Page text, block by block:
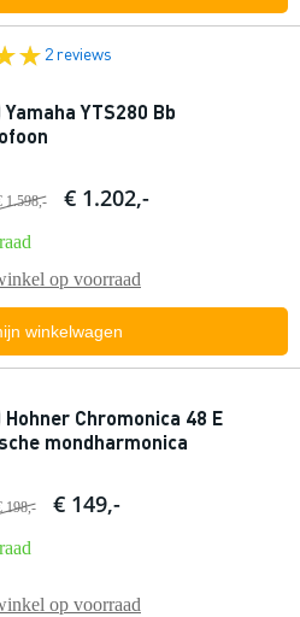
2 reviews
YTS280 Bb
1.598,- € 1.202,-
op voorraad
winkelwagen
Chromonica 48 E
mondharmonica
198,- € 149,-
op voorraad